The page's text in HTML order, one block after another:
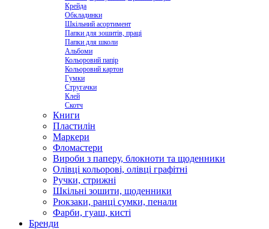
Крейда
Обкладинки
Шкільний асортимент
Папки для зошитів, праці
Папки для школи
Альбоми
Кольоровий папір
Кольоровий картон
Гумки
Стругачки
Клей
Скотч
Книги
Пластилін
Маркери
Фломастери
Вироби з паперу, блокноти та щоденники
Олівці кольорові, олівці графітні
Ручки, стрижні
Шкільні зошити, щоденники
Рюкзаки, ранці сумки, пенали
Фарби, гуаш, кисті
Бренди